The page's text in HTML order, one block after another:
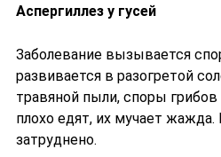
Аспергиллез у гусей
Заболевание вызывается
развивается в разогретой
травяной пыли, споры
плохо едят, их мучает
затруднено.